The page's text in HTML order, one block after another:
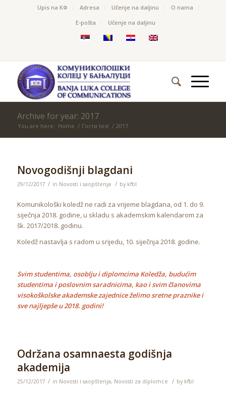
Upis na КФ Adresa Učenje na daljinu
O nama
Е-pošta
Učenje na daljinu
Archive for year: 2017
You are here: Home / Гости test / 2017
Novogodišnji blagdani
29/12/2017 / in Novosti i saopštenja / by kfbl
Komunikološki koledž ne radi za vrijeme blagdana, od 1. do 9.
siječnja 2018. godine, u skladu s akademskim kalendarom za
šk. 2017/2018. godinu.
Koledž nastavlja s radom u srijedu, 10. siječnja 2018. godine.
Svim studentima, osoblju i diplomcima Koledža, budućim
studentima i poslovnim saradnicima, kao i svim članovima
visokoškolske akademske zajednice želimo sretne praznike i
sve najljepše u 2018. godini!
Održana osamnaesta godišnja
akademija
25/12/2017 / in Novosti i saopštenja, Novosti za diplomce / by kfbl